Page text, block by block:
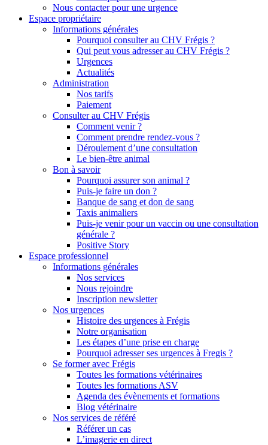
Nous contacter pour une urgence
Espace propriétaire
Informations générales
Pourquoi consulter au CHV Frégis ?
Qui peut vous adresser au CHV Frégis ?
Urgences
Actualités
Administration
Nos tarifs
Paiement
Consulter au CHV Frégis
Comment venir ?
Comment prendre rendez-vous ?
Déroulement d’une consultation
Le bien-être animal
Bon à savoir
Pourquoi assurer son animal ?
Puis-je faire un don ?
Banque de sang et don de sang
Taxis animaliers
Puis-je venir pour un vaccin ou une consultation
générale ?
Positive Story
Espace professionnel
Informations générales
Nos services
Nous rejoindre
Inscription newsletter
Nos urgences
Histoire des urgences à Frégis
Notre organisation
Les étapes d’une prise en charge
Pourquoi adresser ses urgences à Fregis ?
Se former avec Frégis
Toutes les formations vétérinaires
Toutes les formations ASV
Agenda des évènements et formations
Blog vétérinaire
Nos services de référé
Référer un cas
L’imagerie en direct